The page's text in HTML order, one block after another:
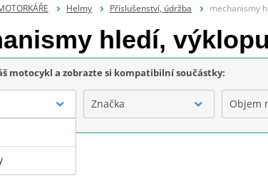
Helmy Příslušenství, údržba mechanismy
hledí,
motocykl a zobrazte si kompatibilní součástky:
Značka Objem